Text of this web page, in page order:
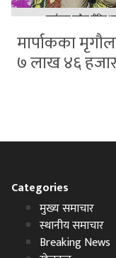
मार्पाकका
७ लाख ४६
Categories
मुख्य समाचार
स्थानीय समाचार
Breaking News